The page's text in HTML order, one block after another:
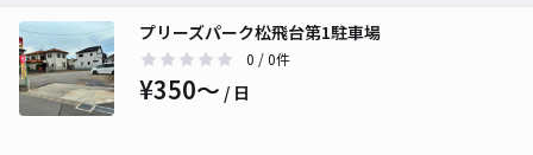
プリーズパーク松飛台第1駐車場
0 / 0件
¥350〜 / 日